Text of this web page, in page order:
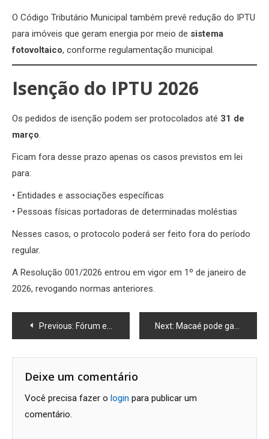
O Código Tributário Municipal também prevê redução do IPTU
para imóveis que geram energia por meio de sistema
fotovoltaico, conforme regulamentação municipal.
Isenção do IPTU 2026
Os pedidos de isenção podem ser protocolados até 31 de
março.
Ficam fora desse prazo apenas os casos previstos em lei
para:
• Entidades e associações específicas
• Pessoas físicas portadoras de determinadas moléstias
Nesses casos, o protocolo poderá ser feito fora do período
regular.
A Resolução 001/2026 entrou em vigor em 1º de janeiro de
2026, revogando normas anteriores.
Navegação
de
Post
Previous: Fórum em Macaé vai debater revitalização do Centro com especialistas nacionais Next: Macaé pode ganhar pista oficial de atletismo e virar referência no estado
Deixe um comentário
Você precisa fazer o login para publicar um
comentário.